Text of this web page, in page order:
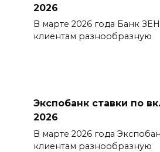
2026
В марте 2026 года Банк
клиентам разнообразную
Экспобанк ставки по
2026
В марте 2026 года
клиентам разнообразную